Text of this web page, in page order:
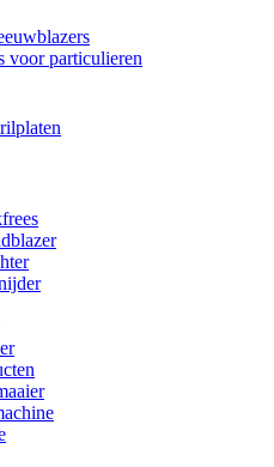
voor particulieren